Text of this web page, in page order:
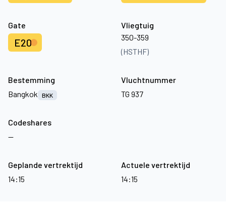
Gate
E20
Vliegtuig
350-359
(HSTHF)
Bestemming
Bangkok
BKK
Vluchtnummer
TG 937
Codeshares
—
Geplande vertrektijd
14:15
Actuele vertrektijd
14:15